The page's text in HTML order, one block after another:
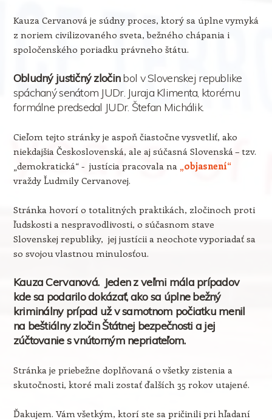
Kauza Cervanová je súdny proces, ktorý sa úplne vymyká
z noriem civilizovaného sveta, bežného chápania i
spoločenského poriadku právneho štátu.
Obludný justičný zločinbol v Slovenskej republike
spáchaný senátom JUDr. Juraja Klimenta, ktorému
formálne predsedal JUDr. Štefan Michálik.
Cieľom tejto stránky je aspoň čiastočne vysvetliť, ako
niekdajšia Československá, ale aj súčasná Slovenská – tzv.
„demokratická“ - justícia pracovala na „objasnení“
vraždy Ľudmily Cervanovej.
Stránka hovorí o totalitných praktikách, zločinoch proti
ľudskosti a nespravodlivosti, o súčasnom stave
Slovenskej republiky, jej justícii a neochote vyporiadať sa
so svojou vlastnou minulosťou.
Kauza Cervanová. Jeden z veľmi mála prípadov
kde sa podarilo dokázať, ako sa úplne bežný
kriminálny prípad už v samotnom počiatku menil
na beštiálny zločin Štátnej bezpečnosti a jej
zúčtovanie s vnútorným nepriateľom.
Stránka je priebežne doplňovaná o všetky zistenia a
skutočnosti, ktoré mali zostať ďalších 35 rokov utajené.
Ďakujem. Vám všetkým, ktorí ste sa pričinili pri hľadaní